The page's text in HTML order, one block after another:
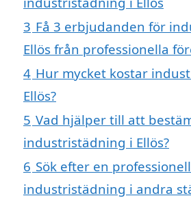
3 Få 3 erbjudanden för
Ellös från professionella
4 Hur mycket kostar
Ellös?
5 Vad hjälper till att
industristädning i Ellös?
6 Sök efter en
industristädning i andra